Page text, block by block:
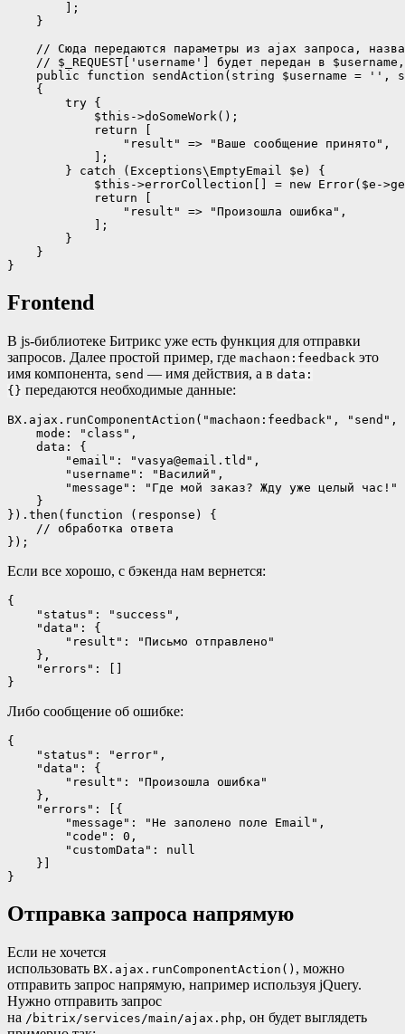
        ];
    }
// Сюда передаются параметры из ajax запроса,
// $_REQUEST['username'] будет передан в
public function sendAction(string $username = '',
    {
        try {
            $this->doSomeWork();
            return [
                "result" => "Ваше сообщение принято",
            ];
        } catch (Exceptions\EmptyEmail $e) {
$this->errorCollection[] = new Error($e-
            return [
                "result" => "Произошла ошибка",
            ];
        }
    }
}
Frontend
В js-библиотеке Битрикс уже есть функция для отправки
запросов. Далее простой пример, где machaon:feedback это
имя компонента, send — имя действия, а в data:
{} передаются необходимые данные:
BX.ajax.runComponentAction("machaon:feedback",
    mode: "class",
    data: {
        "email": "vasya@email.tld",
        "username": "Василий",
        "message": "Где мой заказ? Жду уже целый час!"
    }
}).then(function (response) {
    // обработка ответа
});
Если все хорошо, с бэкенда нам вернется:
{
    "status": "success",
    "data": {
        "result": "Письмо отправлено"
    },
    "errors": []
}
Либо сообщение об ошибке:
{
    "status": "error",
    "data": {
        "result": "Произошла ошибка"
    },
    "errors": [{
        "message": "Не заполено поле Email",
        "code": 0,
        "customData": null
    }]
}
Отправка запроса напрямую
Если не хочется
использовать BX.ajax.runComponentAction() , можно
отправить запрос напрямую, например используя jQuery.
Нужно отправить запрос
на /bitrix/services/main/ajax.php, он будет выглядеть